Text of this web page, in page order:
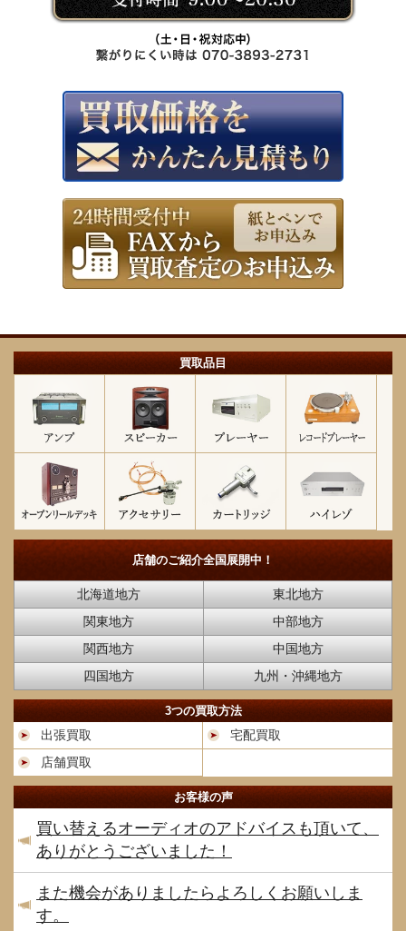
買取品目
店舗のご紹介全国展開中！
北海道地方
東北地方
関東地方
中部地方
関西地方
中国地方
四国地方
九州・沖縄地方
3つの買取方法
出張買取
宅配買取
店舗買取
お客様の声
買い替えるオーディオのアドバイスも頂いて、
ありがとうございました！
また機会がありましたらよろしくお願いしま
す。